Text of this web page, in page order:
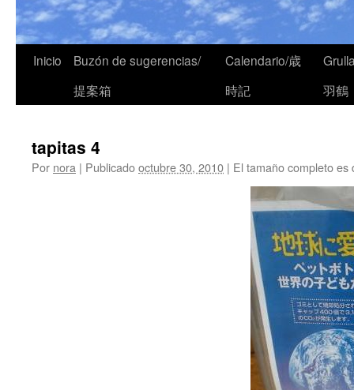
Inicio
Buzón de sugerencias/
提案箱
Calendario/歳
時記
羽鶴
tapitas 4
Por nora | Publicadooctubre 30, 2010 | El tamaño completo